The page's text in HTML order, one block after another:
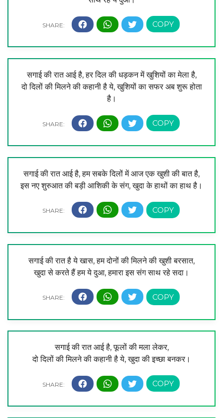
सगाई की रात आई है, हर दिल की धड़कन में खुशियों का मेला है,
दो दिलों की मिलने की कहानी है ये, खुशियों का सफर अब शुरू होता
है।
सगाई की रात आई है, हम सबके दिलों में आज एक खुशी की बात है,
इस नए शुरुआत की बड़ी आशिकी के संग, खुदा के हाथों का हाथ है।
सगाई की रात है ये खास, हम दोनों की मिलने की खुशी बरसात,
खुदा से करते हैं हम ये दुआ, हमारा इस संग साथ रहे सदा।
सगाई की रात आई है, फूलों की मला लेकर,
दो दिलों की मिलने की कहानी है ये, खुदा की इच्छा बनकर।